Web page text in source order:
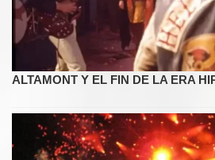
ALTAMONT Y EL FIN DE LA ERA